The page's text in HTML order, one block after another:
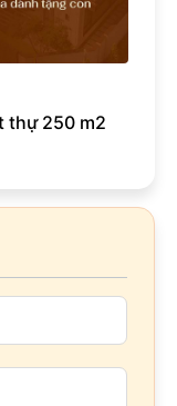
thự 250 m2